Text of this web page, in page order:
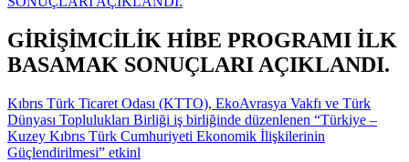
GİRİŞİMCİLİK HİBE PROGRAMI İLK
BASAMAK SONUÇLARI AÇIKLANDI.
Kıbrıs Türk Ticaret Odası (KTTO), EkoAvrasya Vakfı ve Türk
Dünyası Toplulukları Birliği iş birliğinde düzenlenen “Türkiye –
Kuzey Kıbrıs Türk Cumhuriyeti Ekonomik İlişkilerinin
Güçlendirilmesi” etkinl